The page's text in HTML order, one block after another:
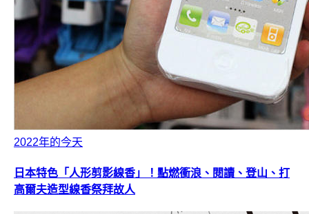
2022年的今天
日本特色「人形剪影線香」！點燃衝浪、閱讀、登山、打
高爾夫造型線香祭拜故人